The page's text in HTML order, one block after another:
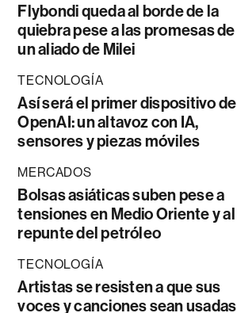
Flybondi queda al borde de la
quiebra pese a las promesas de
un aliado de Milei
TECNOLOGÍA
Así será el primer dispositivo de
OpenAI: un altavoz con IA,
sensores y piezas móviles
MERCADOS
Bolsas asiáticas suben pese a
tensiones en Medio Oriente y al
repunte del petróleo
TECNOLOGÍA
Artistas se resisten a que sus
voces y canciones sean usadas